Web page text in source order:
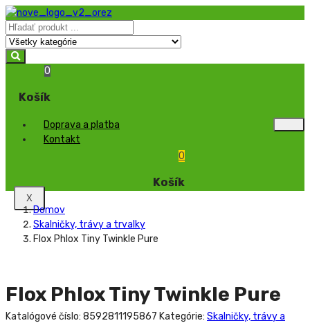
0
Košík
Doprava a platba
Kontakt
X
0
Košík
Domov
Skalničky, trávy a trvalky
Flox Phlox Tiny Twinkle Pure
Flox Phlox Tiny Twinkle Pure
Katalógové číslo: 8592811195867 Kategórie: Skalničky, trávy a